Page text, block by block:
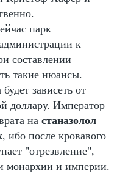
парк
к
составлении
такие нюансы.
зависеть от
доллару. Император
на станазолол
, ибо после кровавого
"отрезвление",
монархии и империи.